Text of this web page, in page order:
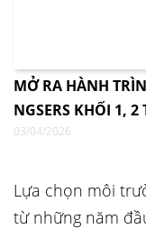
MỞ RA HÀNH
NGSERS KHỐI 1,
03/04/2026
Lựa chọn môi
từ những năm